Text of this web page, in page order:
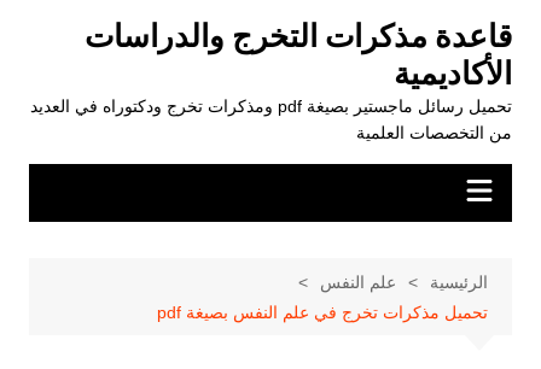
المحتوى
قاعدة مذكرات التخرج والدراسات
الأكاديمية
تحميل رسائل ماجستير بصيغة pdf ومذكرات تخرج ودكتوراه في العديد
من التخصصات العلمية
الرئيسية
علم النفس
تحميل مذكرات تخرج في علم النفس بصيغة pdf